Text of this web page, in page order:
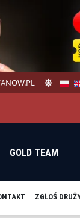
GOLD TEAM
ZGŁOŚ